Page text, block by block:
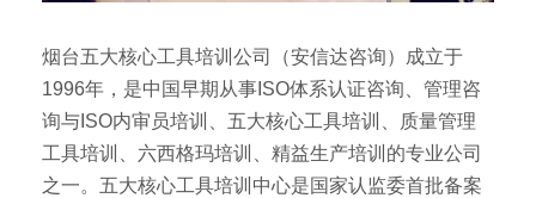
烟台五大核心工具培训公司（安信达咨询）成立于
1996年，是中国早期从事ISO体系认证咨询、管理咨
询与ISO内审员培训、五大核心工具培训、质量管理
工具培训、六西格玛培训、精益生产培训的专业公司
之一。五大核心工具培训中心是国家认监委首批备案